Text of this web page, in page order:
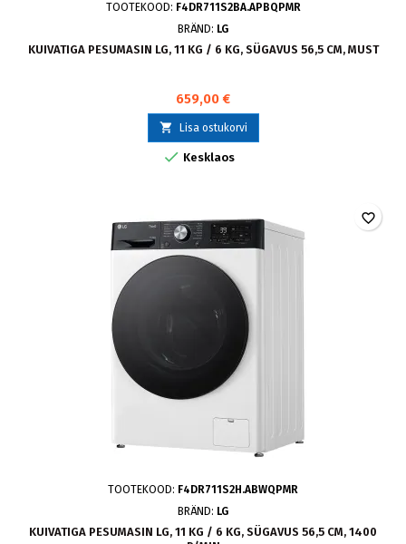
TOOTEKOOD: F4DR711S2BA.APBQPMR
BRÄND: LG
KUIVATIGA PESUMASIN LG, 11 KG / 6 KG, SÜGAVUS 56,5 CM, MUST
659,00 €
 Lisa ostukorvi
 Kesklaos
TOOTEKOOD: F4DR711S2H.ABWQPMR
BRÄND: LG
KUIVATIGA PESUMASIN LG, 11 KG / 6 KG, SÜGAVUS 56,5 CM, 1400
favorite_border